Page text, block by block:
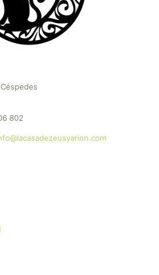
802